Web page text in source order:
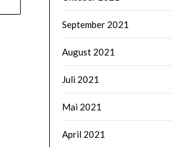
September 2021
August 2021
Juli 2021
Mai 2021
April 2021